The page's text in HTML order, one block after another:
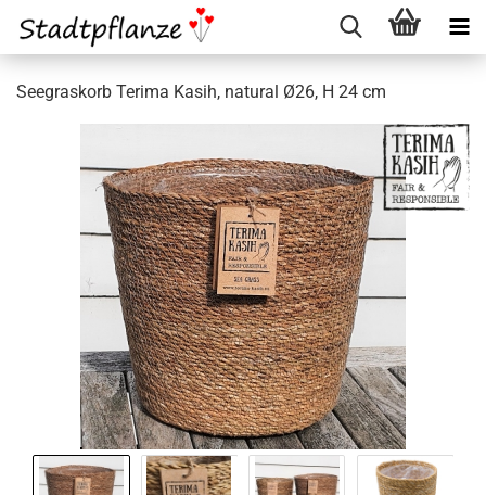
Seegraskorb Terima Kasih, natural Ø26, H 24 cm